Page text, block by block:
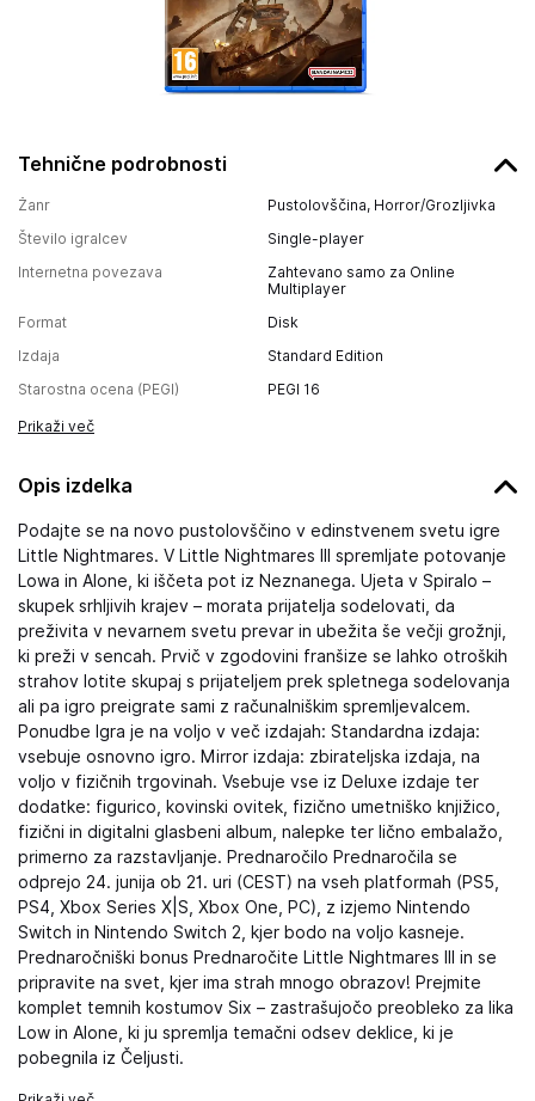
Tehnične podrobnosti
Žanr
Pustolovščina, Horror/Grozljivka
Število igralcev
Single-player
Internetna povezava
Zahtevano samo za Online
Multiplayer
Format
Disk
Izdaja
Standard Edition
Starostna ocena (PEGI)
PEGI 16
Prikaži več
Opis izdelka
Podajte se na novo pustolovščino v edinstvenem svetu igre
Little Nightmares. V Little Nightmares III spremljate potovanje
Lowa in Alone, ki iščeta pot iz Neznanega. Ujeta v Spiralo –
skupek srhljivih krajev – morata prijatelja sodelovati, da
preživita v nevarnem svetu prevar in ubežita še večji grožnji,
ki preži v sencah. Prvič v zgodovini franšize se lahko otroških
strahov lotite skupaj s prijateljem prek spletnega sodelovanja
ali pa igro preigrate sami z računalniškim spremljevalcem.
Ponudbe Igra je na voljo v več izdajah: Standardna izdaja:
vsebuje osnovno igro. Mirror izdaja: zbirateljska izdaja, na
voljo v fizičnih trgovinah. Vsebuje vse iz Deluxe izdaje ter
dodatke: figurico, kovinski ovitek, fizično umetniško knjižico,
fizični in digitalni glasbeni album, nalepke ter lično embalažo,
primerno za razstavljanje. Prednaročilo Prednaročila se
odprejo 24. junija ob 21. uri (CEST) na vseh platformah (PS5,
PS4, Xbox Series X|S, Xbox One, PC), z izjemo Nintendo
Switch in Nintendo Switch 2, kjer bodo na voljo kasneje.
Prednaročniški bonus Prednaročite Little Nightmares III in se
pripravite na svet, kjer ima strah mnogo obrazov! Prejmite
komplet temnih kostumov Six – zastrašujočo preobleko za lika
Low in Alone, ki ju spremlja temačni odsev deklice, ki je
pobegnila iz Čeljusti.